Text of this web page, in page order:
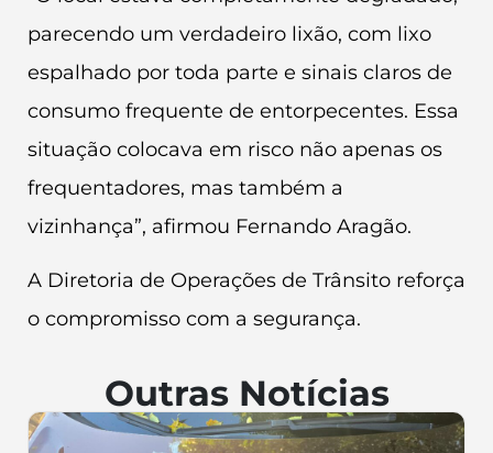
parecendo um verdadeiro lixão, com lixo
espalhado por toda parte e sinais claros de
consumo frequente de entorpecentes. Essa
situação colocava em risco não apenas os
frequentadores, mas também a
vizinhança”, afirmou Fernando Aragão.
A Diretoria de Operações de Trânsito reforça
o compromisso com a segurança.
Outras Notícias